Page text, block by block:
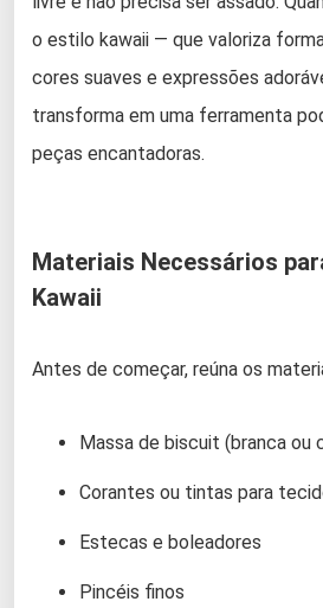
o estilo kawaii — que valoriza
cores suaves e expressões
transforma em uma ferramenta
peças encantadoras.
Materiais Necessários
Kawaii
Antes de começar, reúna os
Massa de biscuit (branca ou
Corantes ou tintas para
Estecas e boleadores
Pincéis finos